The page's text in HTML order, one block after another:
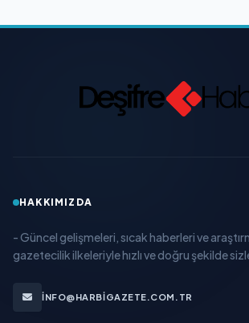
HAKKIMIZDA
- Güncel gelişmeleri, sıcak haberleri ve
gazetecilik ilkeleriyle hızlı ve doğru şekilde
INFO@HARBIGAZETE.COM.TR